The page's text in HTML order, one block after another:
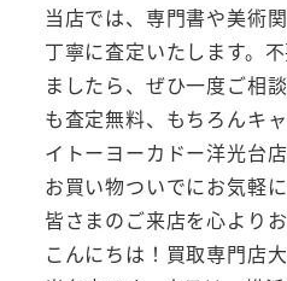
当店では、専門書や美術
丁寧に査定いたします。
ましたら、ぜひ一度ご相
も査定無料、もちろんキ
イトーヨーカドー洋光台
お買い物ついでにお気軽
皆さまのご来店を心より
こんにちは！買取専門店